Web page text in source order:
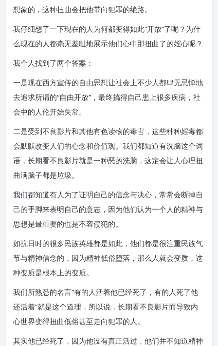
想象的，这种扭曲会把他带向犯罪的绝路。
我仔细想了一下现在的人为何都变得如此“开放”了呢？为什
么现在的人都毫无羞耻地展示他们心中那扭曲了的婬心呢？
我个人找到了两个答案：
一是现在西方宣传的自由思想让社会上不少人都肆无忌惮地
去追求所谓的“自由开放”，最终搞得自己患上很多疾病，社
会中的人伦开始失常。
二是受到不良影片和其他有色读物的毒害，这些种种婬毒都
会默默改变人们的心念和价值观。我们都知道有洗脑这个词
语，长期看不良影片就是一种恶的洗脑，这定会让人心理扭
曲满脑子都是垃圾。
我们都知道有人为了证明自己的信念与决心，常常会断掉自
己的手脚来表明自己的意志，因为他们认为一个人的精神与
思想是最重要的也是不容侵犯的。
如抗日时的很多民族英雄都是如此，他们都是很注重民族气
节与精神信念的，因为精神低俗堕落，那么人就会变质，这
种变质是根本上的变质。
我们所熟悉的名言“有的人活着他已经死了，有的人死了他
还活着”就是这个道理，所以说，长期看不良影片而导致内
心世界变得扭曲低俗甚至走向犯罪的人。
其实他已经死了，因为他没有真正活过，他们并不知道精神